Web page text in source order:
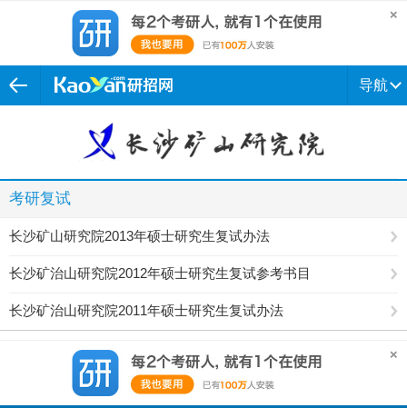
导航
考研复试
长沙矿山研究院2013年硕士研究生复试办法
长沙矿治山研究院2012年硕士研究生复试参考书目
长沙矿治山研究院2011年硕士研究生复试办法